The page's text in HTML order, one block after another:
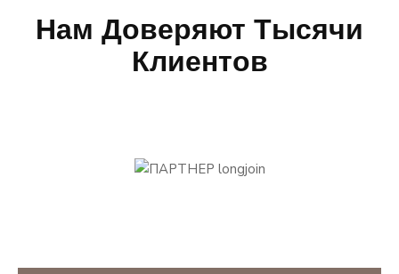
Нам Доверяют Тысячи
Клиентов